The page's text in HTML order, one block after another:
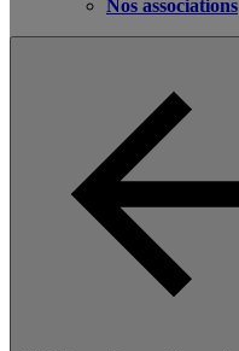
Nos associations